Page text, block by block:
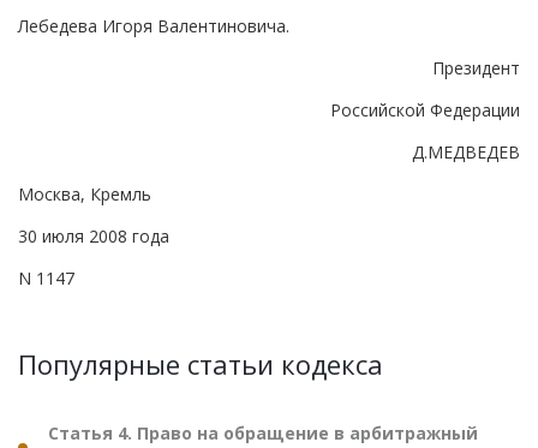
Лебедева Игоря Валентиновича.
Президент
Российской Федерации
Д.МЕДВЕДЕВ
Москва, Кремль
30 июля 2008 года
N 1147
Популярные статьи кодекса
Статья 4. Право на обращение в арбитражный